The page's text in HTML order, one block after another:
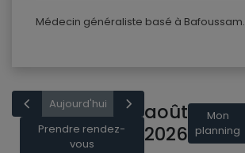
Médecin généraliste basé à Bafoussam.
Aujourd'hui
Prendre rendez-
vous
août
2026
Mon
planning